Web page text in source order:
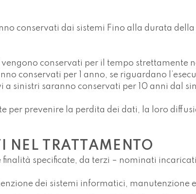
conservati dai sistemi Fino alla durata
conservati per il tempo strettamente
conservati per 1 anno, se riguardano
sinistri saranno conservati per 10 anni dal
per prevenire la perdita dei dati, la loro
NEL TRATTAMENTO
finalità specificate, da terzi – nominati
dei sistemi informatici, manutenzione